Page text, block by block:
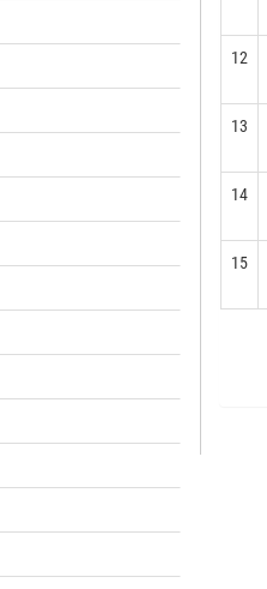
12
13
14
15